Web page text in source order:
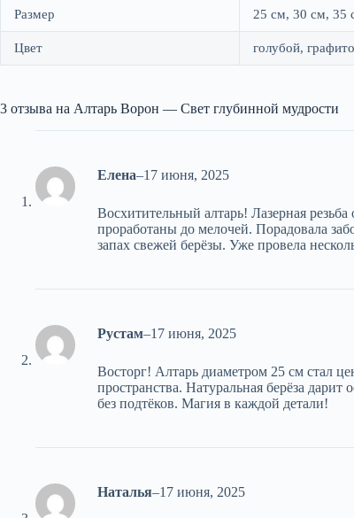
Размер 25 см, 30 см, 35
Цвет голубой,
3 отзыва на Алтарь Ворон — Свет глубинной мудрости
Елена–17 июня, 2025
Восхитительный алтарь! Лазерная резьба
проработаны до мелочей. Порадовала
запах свежей берёзы. Уже провела
Рустам–17 июня, 2025
Восторг! Алтарь диаметром 25 см стал
пространства. Натуральная берёза
без подтёков. Магия в каждой детали!
Наталья–17 июня, 2025